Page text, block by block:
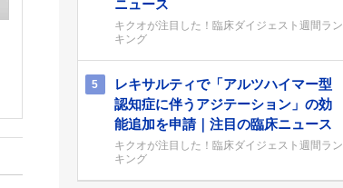
ニュース
キクオが注目した！臨床ダイジェスト週間ラン
キング
5
レキサルティで「アルツハイマー型
認知症に伴うアジテーション」の効
能追加を申請｜注目の臨床ニュース
キクオが注目した！臨床ダイジェスト週間ラン
キング